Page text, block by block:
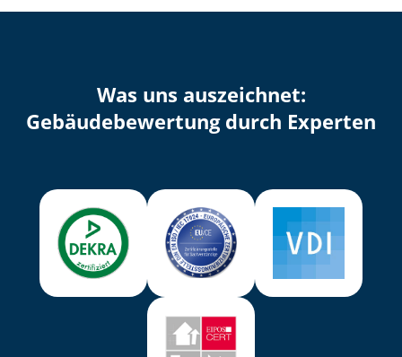
Was uns auszeichnet:
Ge­bäu­de­be­wer­tung durch Experten